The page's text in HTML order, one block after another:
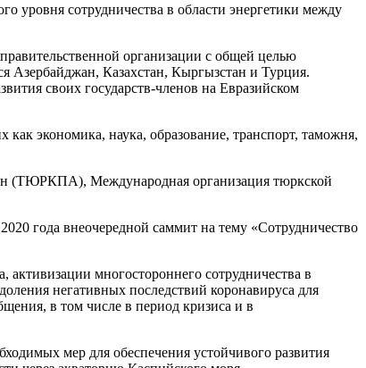
уровня сотрудничества в области энергетики между
организации с общей целью
Азербайджан, Казахстан, Кыргызстан и Турция.
своих государств-членов на Евразийском
экономика, наука, образование, транспорт, таможня,
(ТЮРКПА), Международная организация тюркской
года внеочередной саммит на тему «Сотрудничество
многостороннего сотрудничества в
негативных последствий коронавируса для
в том числе в период кризиса и в
мер для обеспечения устойчивого развития